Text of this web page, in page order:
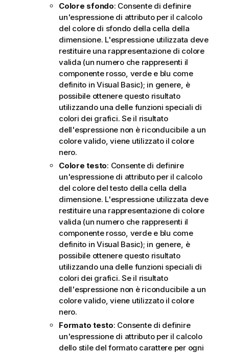
Colore sfondo: Consente di definire
un'espressione di attributo per il calcolo
del colore di sfondo della cella della
dimensione. L'espressione utilizzata deve
restituire una rappresentazione di colore
valida (un numero che rappresenti il
componente rosso, verde e blu come
definito in Visual Basic); in genere, è
possibile ottenere questo risultato
utilizzando una delle funzioni speciali di
colori dei grafici. Se il risultato
dell'espressione non è riconducibile a un
colore valido, viene utilizzato il colore
nero.
Colore testo: Consente di definire
un'espressione di attributo per il calcolo
del colore del testo della cella della
dimensione. L'espressione utilizzata deve
restituire una rappresentazione di colore
valida (un numero che rappresenti il
componente rosso, verde e blu come
definito in Visual Basic); in genere, è
possibile ottenere questo risultato
utilizzando una delle funzioni speciali di
colori dei grafici. Se il risultato
dell'espressione non è riconducibile a un
colore valido, viene utilizzato il colore
nero.
Formato testo: Consente di definire
un'espressione di attributo per il calcolo
dello stile del formato carattere per ogni